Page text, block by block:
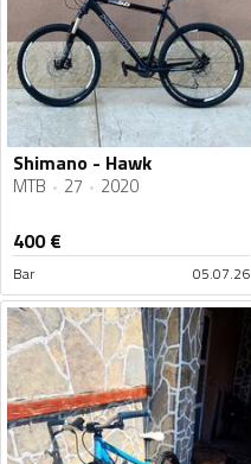
Shimano - Hawk
MTB 27 2020
400€
Bar 05.07.26